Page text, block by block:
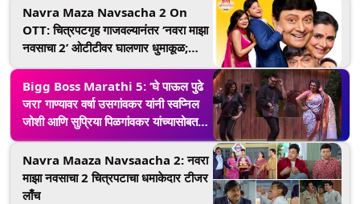
Navra Maza Navsacha 2 On
OTT: चित्रपटगृह गाजवल्यानंतर ‘नवरा माझा
नवसाचा 2’ ओटीटीवर घालणार धुमाकूळ;
'इथे' पाहता येणार सिनेमा
Bigg Boss Marathi 5: ‘घे पाऊल पुढे
जरा’ गाण्यावर वर्षा उसगांवकर यांनी स्वप्निल
जोशी आणि सुप्रिया पिळगांवकर यांच्यासोबत
केला डान्स (Watch Video)
Navra Maaza Navsaacha 2: नवरा
माझा नवसाचा 2 चित्रपटाचा धमाकेदार टीजर
लाँच